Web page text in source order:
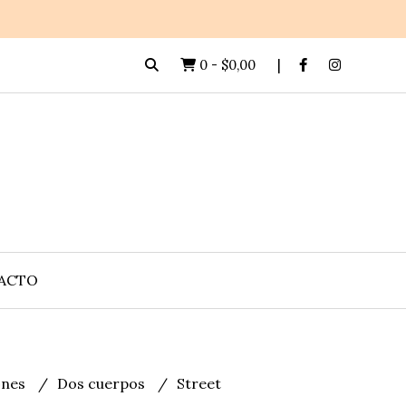
0 - $0,00
Dos cuerpos Street